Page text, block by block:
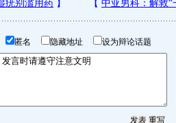
匿名 隐藏地址 设为辩论话题